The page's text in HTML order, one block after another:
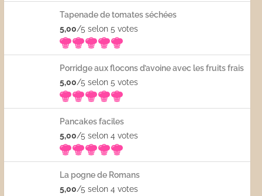
Tapenade de tomates séchées
5,00/5 selon 5votes
Porridge aux flocons d’avoine avec les fruits frais
5,00/5 selon 5votes
Pancakes faciles
5,00/5 selon 4votes
La pogne de Romans
5,00/5 selon 4votes